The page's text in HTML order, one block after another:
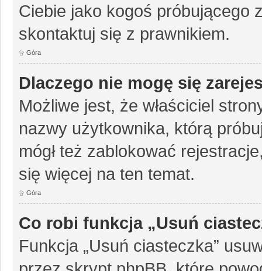
Ciebie jako kogoś próbującego
skontaktuj się z prawnikiem.
Góra
Dlaczego nie mogę się
Możliwe jest, że właściciel
nazwy użytkownika, którą
mógł też zablokować
się więcej na ten temat.
Góra
Co robi funkcja „Usuń
Funkcja „Usuń ciasteczka”